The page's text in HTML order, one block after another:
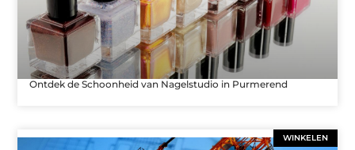
Ontdek de Schoonheid van Nagelstudio in Purmerend
WINKELEN